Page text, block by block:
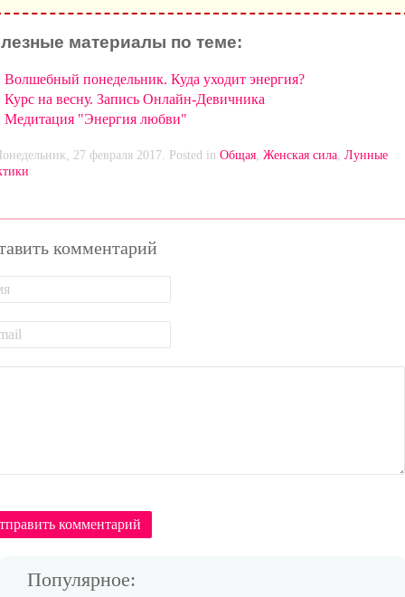
материалы по теме:
Волшебный понедельник. Куда уходит энергия?
Курс на весну. Запись Онлайн-Девичника
Медитация "Энергия любви"
27 февраля 2017. Posted in Общая Женская сила Лунные
комментарий
комментарий
Популярное: